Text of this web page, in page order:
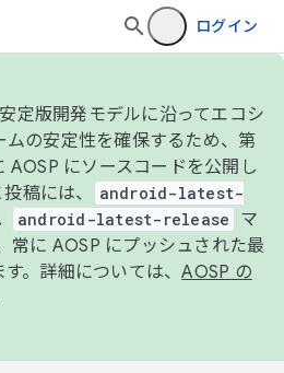
ログイン
定版開発モデルに沿ってエコシ
ムの安定性を確保するため、第
AOSP にソースコードを公開し
稿には、
android-latest-
android-latest-release
マ
常に AOSP にプッシュされた最
。詳細については、AOSP の